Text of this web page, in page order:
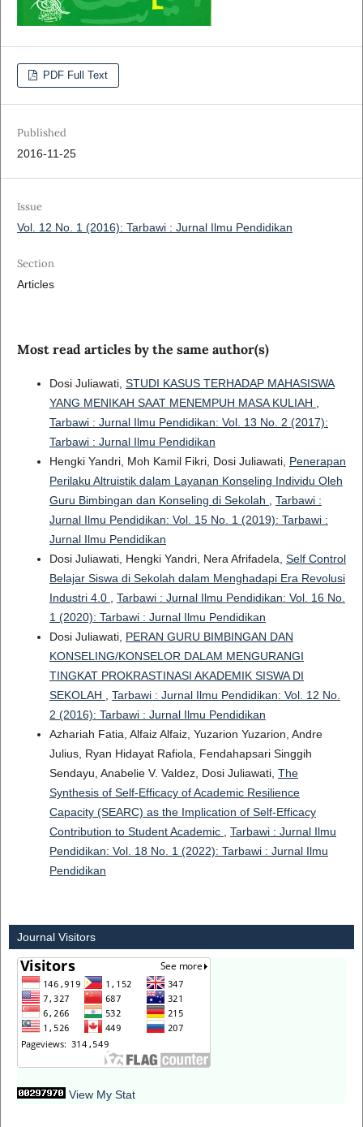
PDF Full Text
Published
2016-11-25
Issue
Vol. 12 No. 1 (2016): Tarbawi : Jurnal Ilmu Pendidikan
Section
Articles
Most read articles by the same author(s)
Dosi Juliawati, STUDI KASUS TERHADAP MAHASISWA
YANG MENIKAH SAAT MENEMPUH MASA KULIAH ,
Tarbawi : Jurnal Ilmu Pendidikan: Vol. 13 No. 2 (2017):
Tarbawi : Jurnal Ilmu Pendidikan
Hengki Yandri, Moh Kamil Fikri, Dosi Juliawati, Penerapan
Perilaku Altruistik dalam Layanan Konseling Individu Oleh
Guru Bimbingan dan Konseling di Sekolah , Tarbawi :
Jurnal Ilmu Pendidikan: Vol. 15 No. 1 (2019): Tarbawi :
Jurnal Ilmu Pendidikan
Dosi Juliawati, Hengki Yandri, Nera Afrifadela, Self Control
Belajar Siswa di Sekolah dalam Menghadapi Era Revolusi
Industri 4.0 , Tarbawi : Jurnal Ilmu Pendidikan: Vol. 16 No.
1 (2020): Tarbawi : Jurnal Ilmu Pendidikan
Dosi Juliawati, PERAN GURU BIMBINGAN DAN
KONSELING/KONSELOR DALAM MENGURANGI
TINGKAT PROKRASTINASI AKADEMIK SISWA DI
SEKOLAH , Tarbawi : Jurnal Ilmu Pendidikan: Vol. 12 No.
2 (2016): Tarbawi : Jurnal Ilmu Pendidikan
Azhariah Fatia, Alfaiz Alfaiz, Yuzarion Yuzarion, Andre
Julius, Ryan Hidayat Rafiola, Fendahapsari Singgih
Sendayu, Anabelie V. Valdez, Dosi Juliawati, The
Synthesis of Self-Efficacy of Academic Resilience
Capacity (SEARC) as the Implication of Self-Efficacy
Contribution to Student Academic , Tarbawi : Jurnal Ilmu
Pendidikan: Vol. 18 No. 1 (2022): Tarbawi : Jurnal Ilmu
Pendidikan
Journal Visitors
View My Stat